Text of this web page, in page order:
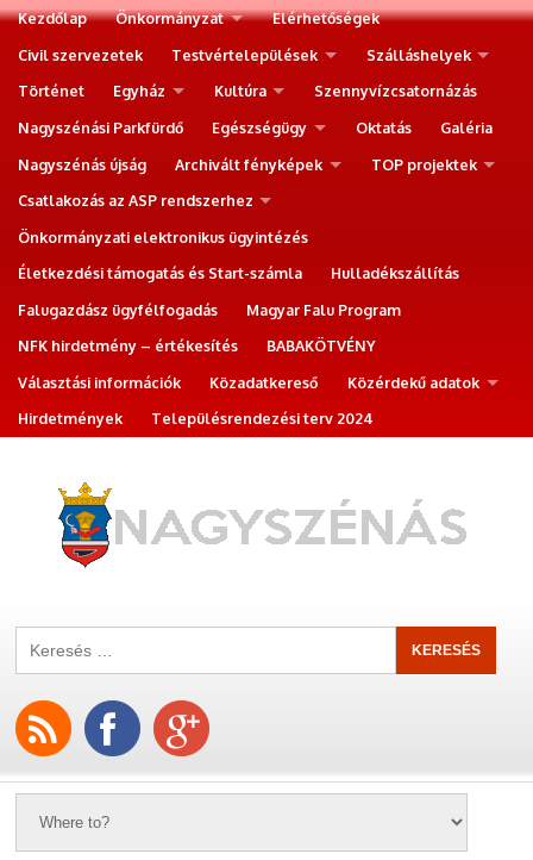
Kezdőlap Önkormányzat
Elérhetőségek
Civil szervezetek
Testvértelepülések
Szálláshelyek
Történet
Egyház Kultúra
Szennyvízcsatornázás
Nagyszénási Parkfürdő
Egészségügy Oktatás
Galéria
Nagyszénás újság
Archivált fényképek
TOP projektek
Csatlakozás az ASP rendszerhez
Önkormányzati elektronikus ügyintézés
Életkezdési támogatás és Start-számla
Hulladékszállítás
Falugazdász ügyfélfogadás
Magyar Falu Program
NFK hirdetmény – értékesítés
BABAKÖTVÉNY
Választási információk
Közadatkereső
Közérdekű adatok
Hirdetmények
Településrendezési terv 2024